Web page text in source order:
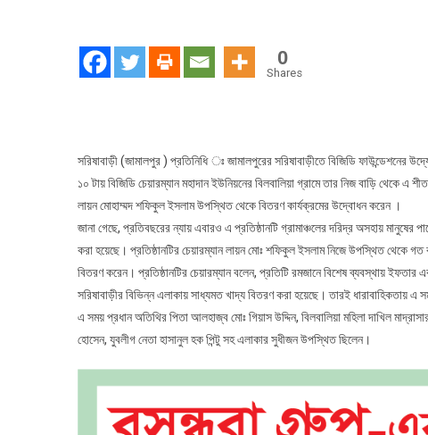
0
Shares
সরিষাবাড়ী (জামালপুর ) প্রতিনিধি ঃ জামালপুরের সরিষাবাড়ীতে বিজিডি ফাউন্ডেশনের
১০ টায় বিজিডি চেয়ারম্যান মহাদান ইউনিয়নের বিলবালিয়া গ্রামে তার নিজ বাড়ি থেকে এ
লায়ন মোহাম্মদ শফিকুল ইসলাম উপস্থিত থেকে বিতরণ কার্যক্রমের উদ্বোধন করেন ।
জানা গেছে, প্রতিবছরের ন্যায় এবারও এ প্রতিষ্ঠানটি গ্রামাঞ্চলের দরিদ্র অসহায়
করা হয়েছে। প্রতিষ্ঠানটির চেয়ারম্যান লায়ন মোঃ শফিকুল ইসলাম নিজে উপস্থিত থেকে গত
বিতরণ করেন। প্রতিষ্ঠানটির চেয়ারম্যান বলেন, প্রতিটি রমজানে বিশেষ ব্যবস্থায়
সরিষাবাড়ীর বিভিন্ন এলাকায় সাধ্যমত খাদ্য বিতরণ করা হয়েছে। তারই ধারাবাহিকতায়
এ সময় প্রধান অতিথির পিতা আলহাজ্ব মোঃ গিয়াস উদ্দিন, বিলবালিয়া মহিলা দাখিল
হোসেন, যুবলীগ নেতা হাসানুল হক পিন্টু সহ এলাকার সুধীজন উপস্থিত ছিলেন।